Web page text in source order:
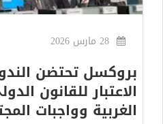
بروكسل تحتضن
الاعتبار للقانون
الغربية وواجبات